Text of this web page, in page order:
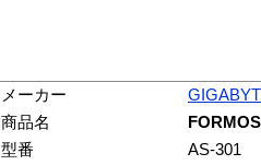
メーカー
商品名
型番
AS-301